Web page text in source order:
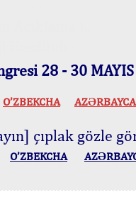
28 - 30
O’ZBEKCHA
çıplak gözle
O’ZBEKCHA